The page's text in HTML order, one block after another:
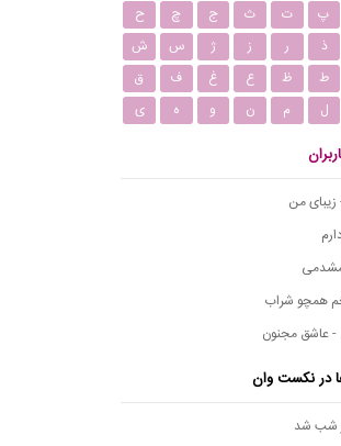
پ ت ث ج چ
ح
ذ ر ز ژ س
ش
ط ظ ع غ ف
ق
ل م ن و ه ی
زیبای من
همچو شراب
- عاشق مجنون
در نکست وان
شب شد